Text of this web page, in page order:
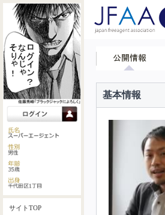
サイトTOP
基本情報